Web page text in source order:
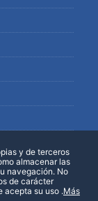
y de terceros
almacenar las
navegación. No
de carácter
acepta su uso .Más